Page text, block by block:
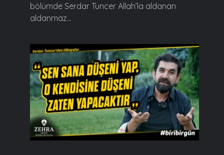
bölümde Serdar Tuncer Allah’la aldanan
aldanmaz...